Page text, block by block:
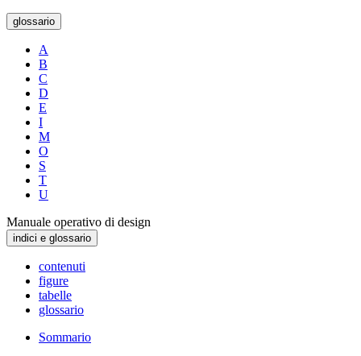
glossario
A
B
C
D
E
I
M
O
S
T
U
Manuale operativo di design
indici e glossario
contenuti
figure
tabelle
glossario
Sommario